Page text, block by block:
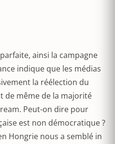
ainsi la campagne
indique que les médias
la réélection du
de même de la majorité
Peut-on dire pour
est non démocratique ?
Hongrie nous a semblé in